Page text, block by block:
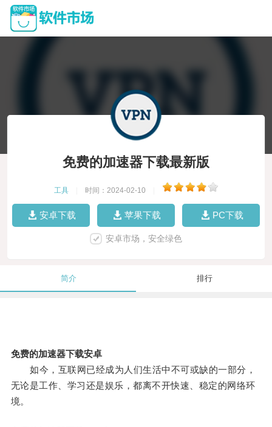
免费的加速器下载最新版
工具 时间：2024-02-10
安卓下载 苹果下载 PC下载
安卓市场，安全绿色
简介 排行
免费的加速器下载安卓
如今，互联网已经成为人们生活中不可或缺的一部分，
无论是工作、学习还是娱乐，都离不开快速、稳定的网络环
境。